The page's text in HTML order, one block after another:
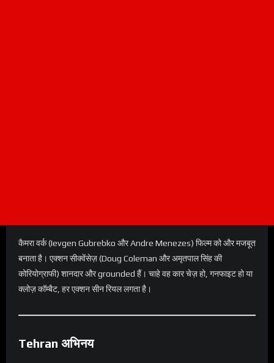
कैमरा वर्क (Ievgen Gubrebko और Andre Menezes) फिल्म को और मजबूत
बनाता है। एक्शन सीक्वेंसेज़ (Doug Coleman और अमृतपाल सिंह की
कोरियोग्राफी) शानदार और grounded हैं। चाहे वह कार चेज़ हो, गनफाइट हो या
क्लोज़ कॉम्बैट, हर एक्शन सीन रियल लगता है।
Tehran अभिनय